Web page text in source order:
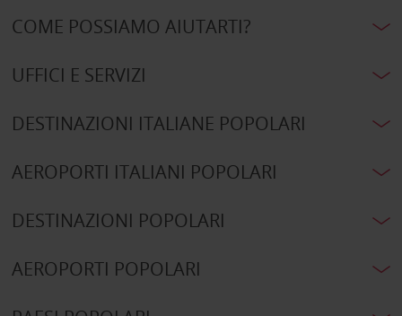
COME POSSIAMO AIUTARTI?
UFFICI E SERVIZI
DESTINAZIONI ITALIANE POPOLARI
AEROPORTI ITALIANI POPOLARI
DESTINAZIONI POPOLARI
AEROPORTI POPOLARI